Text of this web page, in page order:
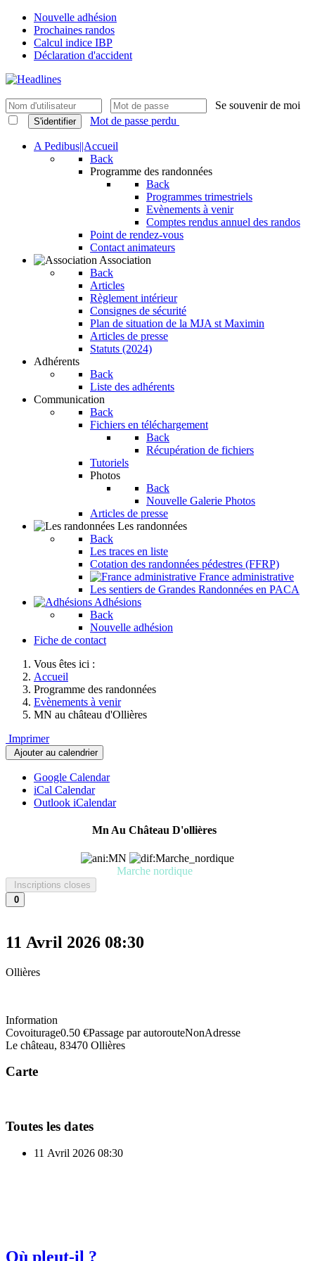
Nouvelle adhésion
Prochaines randos
Calcul indice IBP
Déclaration d'accident
Se souvenir de moi
S'identifier Mot de passe perdu
A Pedibus||Accueil
Back
Programme des randonnées
Back
Programmes trimestriels
Evènements à venir
Comptes rendus annuel des randos
Point de rendez-vous
Contact animateurs
Association
Back
Articles
Règlement intérieur
Consignes de sécurité
Plan de situation de la MJA st Maximin
Articles de presse
Statuts (2024)
Adhérents
Back
Liste des adhérents
Communication
Back
Fichiers en téléchargement
Back
Récupération de fichiers
Tutoriels
Photos
Back
Nouvelle Galerie Photos
Articles de presse
Les randonnées
Back
Les traces en liste
Cotation des randonnées pédestres (FFRP)
France administrative
Les sentiers de Grandes Randonnées en PACA
Adhésions
Back
Nouvelle adhésion
Fiche de contact
Vous êtes ici :
Accueil
Programme des randonnées
Evènements à venir
MN au château d'Ollières
Imprimer
Ajouter au calendrier
Google Calendar
iCal Calendar
Outlook iCalendar
Mn Au Château D'ollières
Marche nordique
Inscriptions closes
0
11 Avril 2026 08:30
Ollières
Information
Covoiturage0.50 €Passage par autorouteNonAdresse
Le château, 83470 Ollières
Carte
Toutes les dates
11 Avril 2026 08:30
Où pleut-il ?